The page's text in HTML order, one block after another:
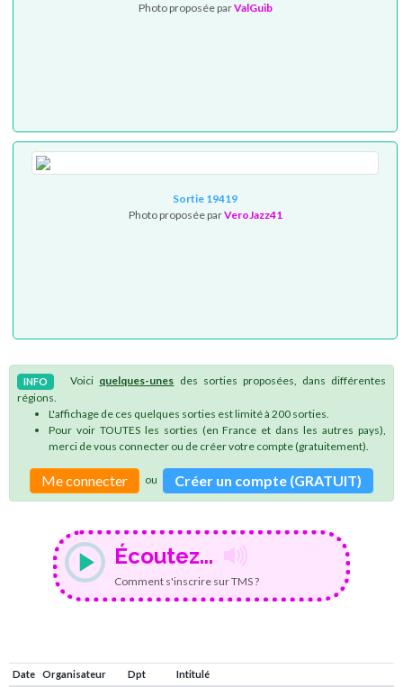
Photo proposée parValGuib
Sortie 19419
Photo proposée parVeroJazz41
INFO Voici quelques-unes des sorties proposées, dans différentes
régions.
L'affichage de ces quelques sorties est limité à 200 sorties.
Pour voir TOUTES les sorties (en France et dans les autres pays),
merci de vous connecter ou de créer votre compte (gratuitement).
Me connecter ou Créer un compte (GRATUIT)
Écoutez...
Comment s'inscrire sur TMS ?
Date Organisateur Dpt
Intitulé